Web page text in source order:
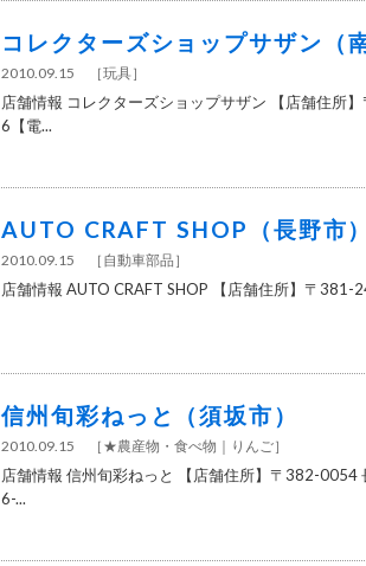
コレクターズショップサザン（
2010.09.15 ［玩具］
店舗情報 コレクターズショップサザン 【店舗住所
6【電...
AUTO CRAFT SHOP（長野市）
2010.09.15 ［ 自動車部品 ］
店舗情報 AUTO CRAFT SHOP 【店舗住所】〒
信州旬彩ねっと（須坂市）
2010.09.15 ［ ★農産物・食べ物 りんご］
店舗情報 信州旬彩ねっと 【店舗住所】〒382-
6-...